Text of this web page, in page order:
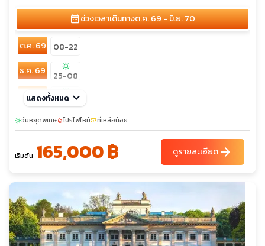
จอห์น - อนุสาวรีย์กษัตริย์นิโคลา - จัตุรัส Trg Republike - โบสถ์
The Cathedral of the Resurrection of Christ - อนุสาวรีย์
Jasikovac - เมืองเก่าเบราเน - อาราม Durdevi Stupovi
Monastery - มัสยิดสุลตานมูรัดที่สอง - หอคอย Ganica Kula -
จัตุรัสสแกนเดนเบก - อาคารรัฐสภา - หอนาฬิกาประจำเมือง - ถ้ำ
กาดิเม - จัตุรัสมาซิโดเนีย - อนุสาวรีย์อเล็กซานเดอร์มหาราช - ประตู
ชัยแห่งมาซิโดเนีย - อนุสรณ์สถานของแม่พระเทเรซา - สะพานหิน -
พิพิธภัณฑ์โบราณสถานแห่งชาติ - จัตุรัสใจกลางเมือง - หอนาฬิกา -
มัสยิดคาร์ชิ - เมืองโบราณเฮียราคลี ลินเคสทิส - โบสถ์เซนต์โจวาน
คานิโอ - อารามเซนต์นาอูม - ปราสาทแอลบาซาน - โบสถ์เซ็นต์แมรี่ -
มัสยิดกษัตริย์ - จัตุรัสสแกนเดอเบก - หอคอยนาฬิกา - มัสยิดเอท
เฮม เบย์ - ขึ้นเคเบิ้ลคาร์สู่ยอดเขาดัจติ - ปราสาทแห่งครูเปีย - ปานด
อร์ฟเอาท์เลต - พิพิธภัณฑ์ประวัติศาสตร์คุนสท์
calendar_monthช่วงเวลาเดินทางต.ค. 69 - มิ.ย. 70
ต.ค. 69
08-22
ธ.ค. 69
sunny
25-08
เม.ย. 70
sunny
06-20
พ.ค. 70
sunny
01-15 27-10
แสดงทั้งหมด keyboard_arrow_down
sunnyวันหยุดพิเศษlocal_fire_departmentโปรไฟไหม้confirmation_numberที่เหลือน้อย
เริ่มต้น 165,000 ฿ ดูรายละเอียดarrow_forward